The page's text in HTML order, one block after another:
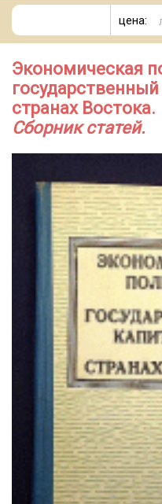
цена:
Экономическая
странах Востока.
Сборник статей.